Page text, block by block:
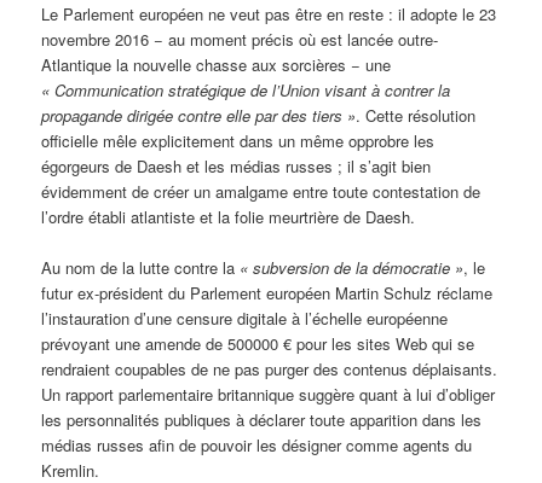
Le Parlement européen ne veut pas être en reste : il adopte le 23
novembre 2016 − au moment précis où est lancée outre-
Atlantique la nouvelle chasse aux sorcières − une
«Communication stratégique de l’Union visant à contrer la
propagande dirigée contre elle par des tiers ». Cette résolution
officielle mêle explicitement dans un même opprobre les
égorgeurs de Daesh et les médias russes ; il s’agit bien
évidemment de créer un amalgame entre toute contestation de
l’ordre établi atlantiste et la folie meurtrière de Daesh.
Au nom de la lutte contre la «subversion de la démocratie », le
futur ex-président du Parlement européen Martin Schulz réclame
l’instauration d’une censure digitale à l’échelle européenne
prévoyant une amende de 500000 € pour les sites Web qui se
rendraient coupables de ne pas purger des contenus déplaisants.
Un rapport parlementaire britannique suggère quant à lui d’obliger
les personnalités publiques à déclarer toute apparition dans les
médias russes afin de pouvoir les désigner comme agents du
Kremlin.